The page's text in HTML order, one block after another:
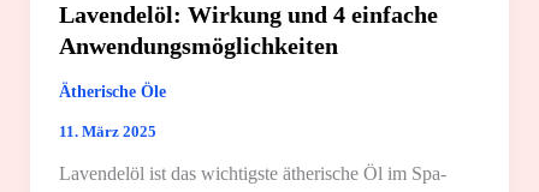
Lavendelöl: Wirkung und 4 einfache
Anwendungsmöglichkeiten
Ätherische Öle
11. März 2025
Lavendelöl ist das wichtigste ätherische Öl im Spa-